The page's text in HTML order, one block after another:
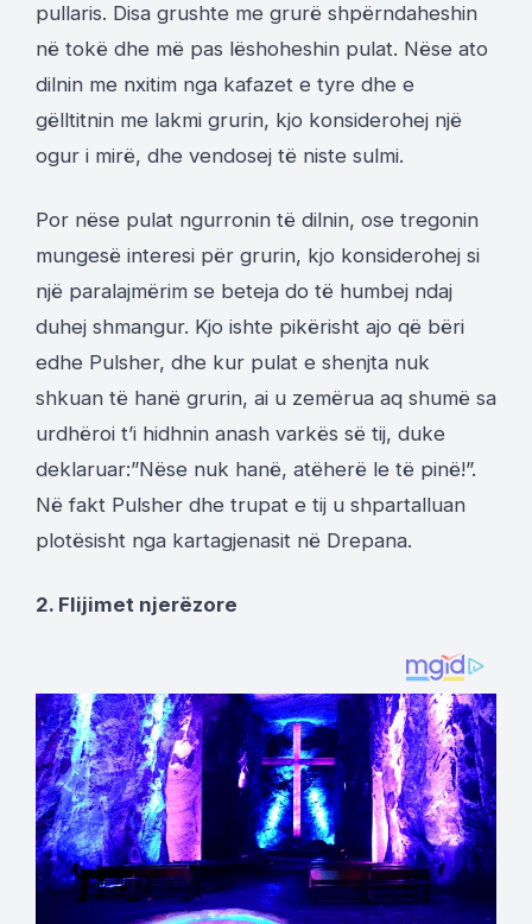
pullaris. Disa grushte me grurë shpërndaheshin
në tokë dhe më pas lëshoheshin pulat. Nëse ato
dilnin me nxitim nga kafazet e tyre dhe e
gëlltitnin me lakmi grurin, kjo konsiderohej një
ogur i mirë, dhe vendosej të niste sulmi.
Por nëse pulat ngurronin të dilnin, ose tregonin
mungesë interesi për grurin, kjo konsiderohej si
një paralajmërim se beteja do të humbej ndaj
duhej shmangur. Kjo ishte pikërisht ajo që bëri
edhe Pulsher, dhe kur pulat e shenjta nuk
shkuan të hanë grurin, ai u zemërua aq shumë sa
urdhëroi t’i hidhnin anash varkës së tij, duke
deklaruar:”Nëse nuk hanë, atëherë le të pinë!”.
Në fakt Pulsher dhe trupat e tij u shpartalluan
plotësisht nga kartagjenasit në Drepana.
2. Flijimet njerëzore